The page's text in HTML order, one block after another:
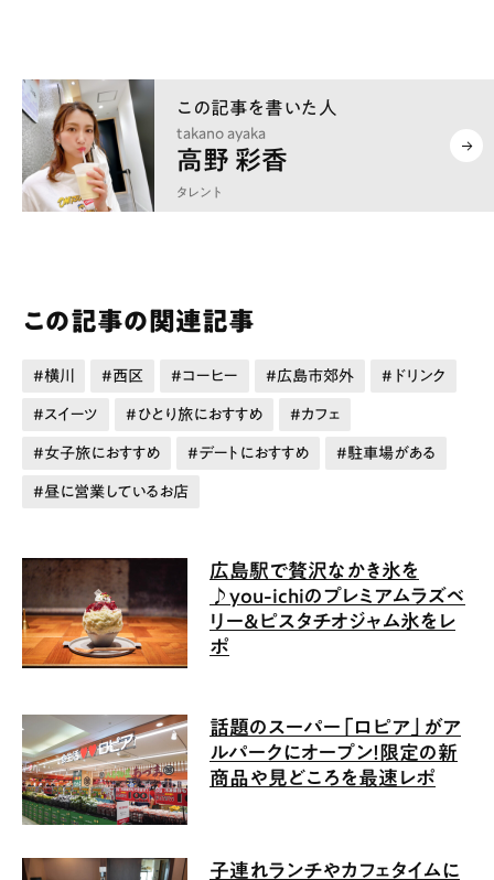
takano ayaka
高野 彩香
タレント
この記事の関連記事
横川 西区 コーヒー 広島市郊外 ドリンク
スイーツ ひとり旅におすすめ カフェ
女子旅におすすめ デートにおすすめ 駐車場がある
昼に営業しているお店
広島駅で贅沢なかき氷を
♪you-ichiのプレミアムラズベ
リー＆ピスタチオジャム氷をレ
ポ
話題のスーパー「ロピア」がア
ルパークにオープン！限定の新
商品や見どころを最速レポ
子連れランチやカフェタイムに